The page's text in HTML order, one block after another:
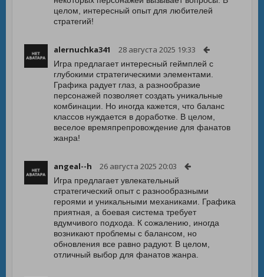
целом, интересный опыт для любителей
стратегий!
alernuchka341 28 августа 2025 19:33
Игра предлагает интересный геймплей с
глубокими стратегическими элементами.
Графика радует глаз, а разнообразие
персонажей позволяет создать уникальные
комбинации. Но иногда кажется, что баланс
классов нуждается в доработке. В целом,
веселое времяпрепровождение для фанатов
жанра!
angeal--h 26 августа 2025 20:03
Игра предлагает увлекательный
стратегический опыт с разнообразными
героями и уникальными механиками. Графика
приятная, а боевая система требует
вдумчивого подхода. К сожалению, иногда
возникают проблемы с балансом, но
обновления все равно радуют. В целом,
отличный выбор для фанатов жанра.